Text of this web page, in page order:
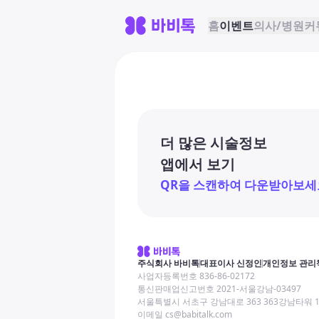
홈이벤트의사/병원커
더 많은 시술정보
앱에서 보기
QR을 스캔하여 다운받아보세
주식회사 바비톡대표이사 신정인개인정보 관리
사업자등록번호 836-86-02172
통신판매업신고번호 2021-서울강남-03497
서울특별시 서초구 강남대로 363 363강남타워
이메일 cs@babitalk.com